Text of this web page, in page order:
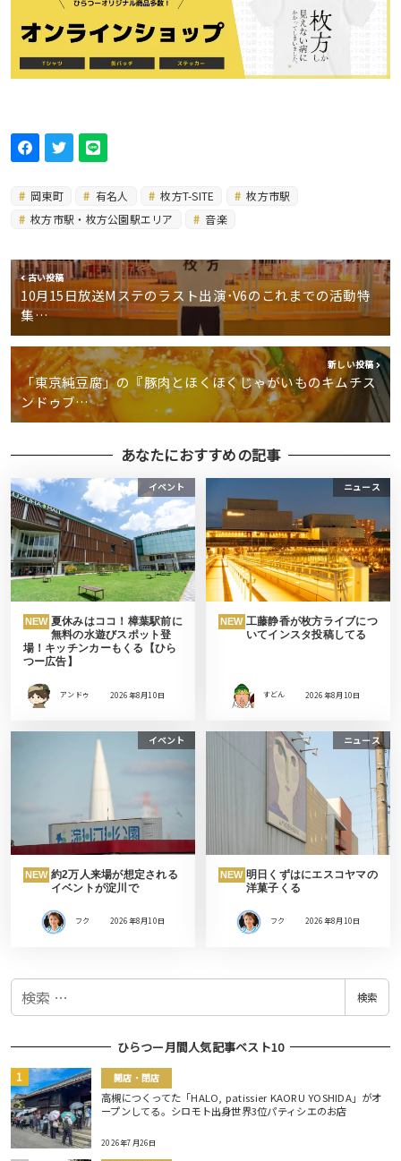
岡東町 有名人 枚方T-SITE
枚方市駅
枚方市駅・枚方公園駅エリア
音楽
古い投稿
10月15日放送Mステのラスト出演･V6のこれまでの活動特
集…
新しい投稿
「東京純豆腐」の『豚肉とほくほくじゃがいものキムチス
ンドゥブ…
あなたにおすすめの記事
イベント
NEW 夏休みはココ！樟葉駅前に
無料の水遊びスポット登
場！キッチンカーもくる【ひら
つー広告】
アンドゥ 2026年8月10日
ニュース
NEW 工藤静香が枚方ライブにつ
いてインスタ投稿してる
すどん 2026年8月10日
イベント
NEW 約2万人来場が想定される
イベントが淀川で
フク 2026年8月10日
ニュース
NEW 明日くずはにエスコヤマの
洋菓子くる
フク 2026年8月10日
検
検索
ひらつー月間人気記事ベスト10
開店・閉店
高槻につくってた「HALO, patissier KAORU YOSHIDA」がオ
ープンしてる。シロモト出身世界3位パティシエのお店
2026年7月26日